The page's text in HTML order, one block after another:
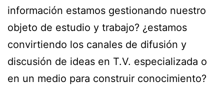
información estamos gestionando nuestro
objeto de estudio y trabajo? ¿estamos
convirtiendo los canales de difusión y
discusión de ideas en T.V. especializada o
en un medio para construir conocimiento?